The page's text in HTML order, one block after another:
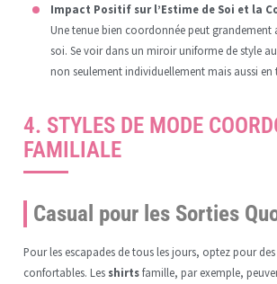
Impact Positif sur l’Estime de Soi et la
Une tenue bien coordonnée peut grandement
soi. Se voir dans un miroir uniforme de style
non seulement individuellement mais aussi
4. STYLES DE MODE
FAMILIALE
Casual pour les Sorties
Pour les escapades de tous les jours, optez pour
confortables. Les shirtsfamille, par exemple,